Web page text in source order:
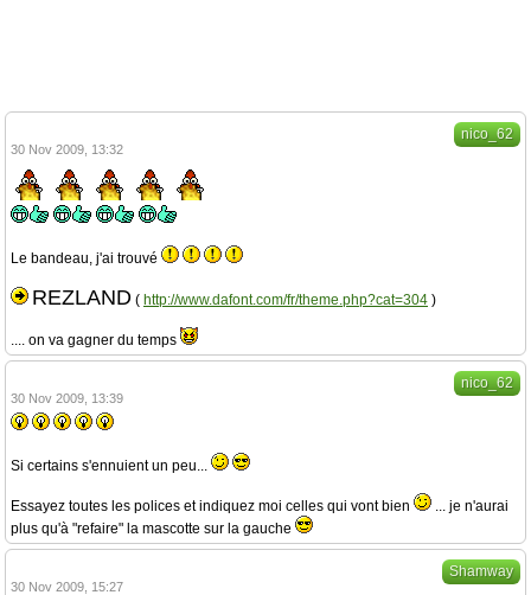
nico_62
30 Nov 2009, 13:32
Le bandeau, j'ai trouvé
REZLAND ( http://www.dafont.com/fr/theme.php?cat=304 )
.... on va gagner du temps
nico_62
30 Nov 2009, 13:39
Si certains s'ennuient un peu...
Essayez toutes les polices et indiquez moi celles qui vont bien
... je n'aurai
plus qu'à "refaire" la mascotte sur la gauche
Shamway
30 Nov 2009, 15:27